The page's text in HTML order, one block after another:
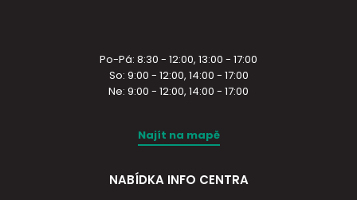
Po-Pá: 8:30 - 12:00, 13:00 - 17:00
So: 9:00 - 12:00, 14:00 - 17:00
Ne: 9:00 - 12:00, 14:00 - 17:00
Najít na mapě
NABÍDKA INFO CENTRA